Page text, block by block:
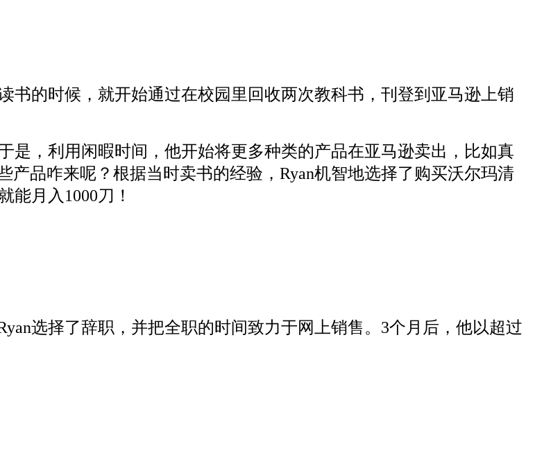
书的时候，就开始通过在校园里回收两次教科书，刊登到亚马逊上销
是，利用闲暇时间，他开始将更多种类的产品在亚马逊卖出，比如真
产品咋来呢？根据当时卖书的经验，Ryan机智地选择了购买沃尔玛清
能月入1000刀！
选择了辞职，并把全职的时间致力于网上销售。3个月后，他以超过